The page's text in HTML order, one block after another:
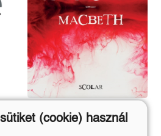
Julius Caesar - Macbeth
(2. kiadás)
(cookie) használ